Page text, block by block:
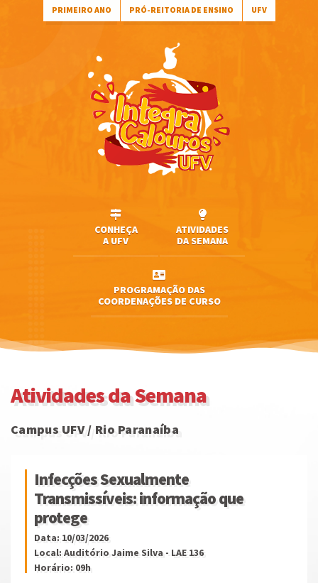
PRIMEIRO ANO PRÓ-REITORIA DE ENSINO UFV
CONHEÇA
A UFV
ATIVIDADES
DA SEMANA
PROGRAMAÇÃO DAS
COORDENAÇÕES DE CURSO
Atividades da Semana
Campus UFV / Rio Paranaíba
Infecções Sexualmente
Transmissíveis: informação que
protege
Data: 10/03/2026
Local: Auditório Jaime Silva - LAE 136
Horário: 09h